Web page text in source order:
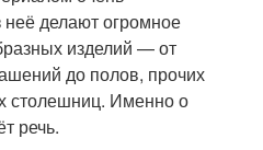
делают огромное
изделий — от
до полов, прочих
столешниц. Именно о
речь.